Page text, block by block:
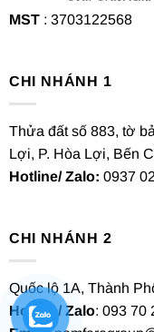
MST: 3703122568
CHI NHÁNH 1
Thửa đất số 883, tờ
Lợi, P. Hòa Lợi, Bến
Hotline/ Zalo: 0937
CHI NHÁNH 2
Quốc lộ 1A, Thành
Hotline/ Zalo: 093 70